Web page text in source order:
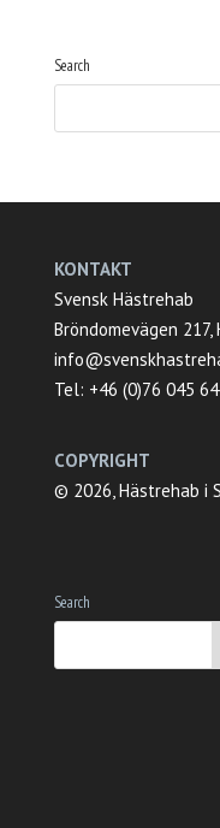
Search
KONTAKT
Svensk Hästrehab
Bröndomevägen 217,
Tel: +46 (0)76 045
COPYRIGHT
© 2026, Hästrehab i
Search